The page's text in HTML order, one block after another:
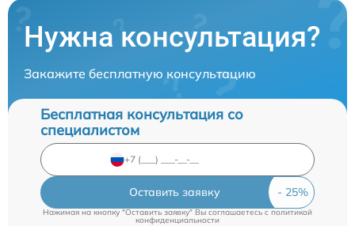
Нужна консультация?
Закажите бесплатную консультацию
Бесплатная консультация со
специалистом
Оставить заявку
Нажимая на кнопку "Оставить заявку" Вы соглашаетесь cполитикой
конфиденциальности